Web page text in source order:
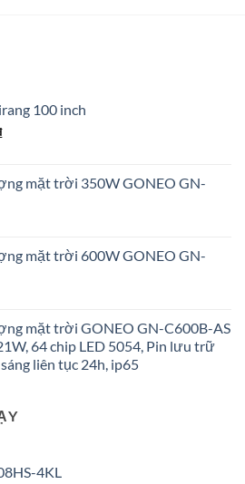
100 inch
mặt trời 350W GONEO GN-
mặt trời 600W GONEO GN-
mặt trời GONEO GN-C600B-AS
64 chip LED 5054, Pin lưu trữ
liên tục 24h, ip65
4KL